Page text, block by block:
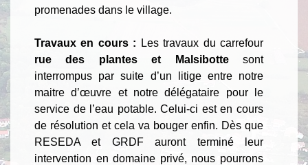
promenades dans le village.
Travaux en cours : Les travaux du carrefour
rue des plantes et Malsibottesont
interrompus par suite d’un litige entre notre
maitre d’œuvre et notre délégataire pour le
service de l’eau potable. Celui-ci est en cours
de résolution et cela va bouger enfin. Dès que
RESEDA et GRDF auront terminé leur
intervention en domaine privé, nous pourrons